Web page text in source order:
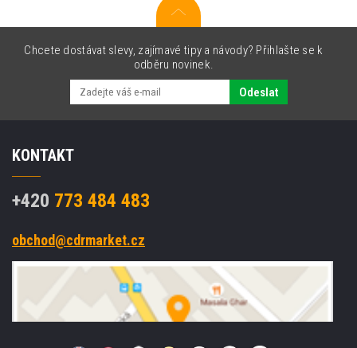
Chcete dostávat slevy, zajímavé tipy a návody? Přihlašte se k
odběru novinek.
Odeslat
KONTAKT
+420 773 484 483
obchod@cdrmarket.cz